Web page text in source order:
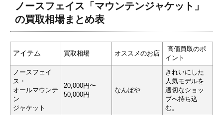
ノースフェイス「マウンテンジャケット」
の買取相場まとめ表
アイテム 買取相場 オススメのお店
高価買取のポ
イント
ノースフェイ
ス・
オールマウンテ
ン
ジャケット
20,000円〜
50,000円
なんぼや
きれいにした
人気モデルを
適切なショッ
プへ持ち込
む。